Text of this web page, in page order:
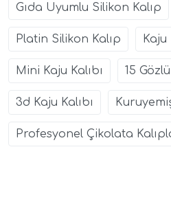
Gıda Uyumlu Silikon Kalıp
Platin Silikon Kalıp Kaju
Mini Kaju Kalıbı 15
3d Kaju Kalıbı
Profesyonel Çikolata